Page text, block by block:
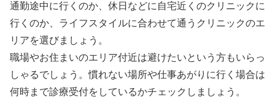
通勤途中に行くのか、休日などに自宅近くのクリニックに
行くのか、ライフスタイルに合わせて通うクリニックのエ
リアを選びましょう。
職場やお住まいのエリア付近は避けたいという方もいらっ
しゃるでしょう。慣れない場所や仕事あがりに行く場合は
何時まで診療受付をしているかチェックしましょう。